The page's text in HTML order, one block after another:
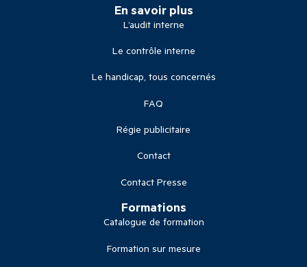
En savoir plus
L’audit interne
Le contrôle interne
Le handicap, tous concernés
FAQ
Régie publicitaire
Contact
Contact Presse
Formations
Catalogue de formation
Formation sur mesure